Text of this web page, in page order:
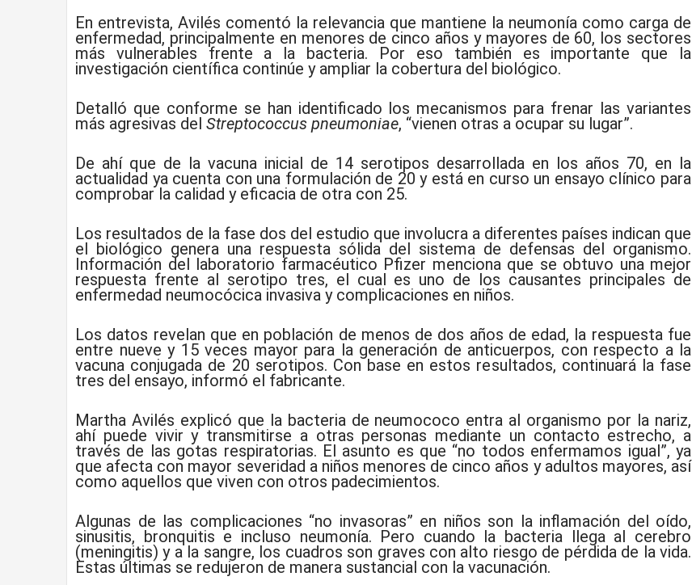
En entrevista, Avilés comentó la relevancia que mantiene la neumonía como carga de
enfermedad, principalmente en menores de cinco años y mayores de 60, los sectores
más vulnerables frente a la bacteria. Por eso también es importante que la
investigación científica continúe y ampliar la cobertura del biológico.
Detalló que conforme se han identificado los mecanismos para frenar las variantes
más agresivas del Streptococcus pneumoniae, “vienen otras a ocupar su lugar”.
De ahí que de la vacuna inicial de 14 serotipos desarrollada en los años 70, en la
actualidad ya cuenta con una formulación de 20 y está en curso un ensayo clínico para
comprobar la calidad y eficacia de otra con 25.
Los resultados de la fase dos del estudio que involucra a diferentes países indican que
el biológico genera una respuesta sólida del sistema de defensas del organismo.
Información del laboratorio farmacéutico Pfizer menciona que se obtuvo una mejor
respuesta frente al serotipo tres, el cual es uno de los causantes principales de
enfermedad neumocócica invasiva y complicaciones en niños.
Los datos revelan que en población de menos de dos años de edad, la respuesta fue
entre nueve y 15 veces mayor para la generación de anticuerpos, con respecto a la
vacuna conjugada de 20 serotipos. Con base en estos resultados, continuará la fase
tres del ensayo, informó el fabricante.
Martha Avilés explicó que la bacteria de neumococo entra al organismo por la nariz,
ahí puede vivir y transmitirse a otras personas mediante un contacto estrecho, a
través de las gotas respiratorias. El asunto es que “no todos enfermamos igual”, ya
que afecta con mayor severidad a niños menores de cinco años y adultos mayores, así
como aquellos que viven con otros padecimientos.
Algunas de las complicaciones “no invasoras” en niños son la inflamación del oído,
sinusitis, bronquitis e incluso neumonía. Pero cuando la bacteria llega al cerebro
(meningitis) y a la sangre, los cuadros son graves con alto riesgo de pérdida de la vida.
Estas últimas se redujeron de manera sustancial con la vacunación.